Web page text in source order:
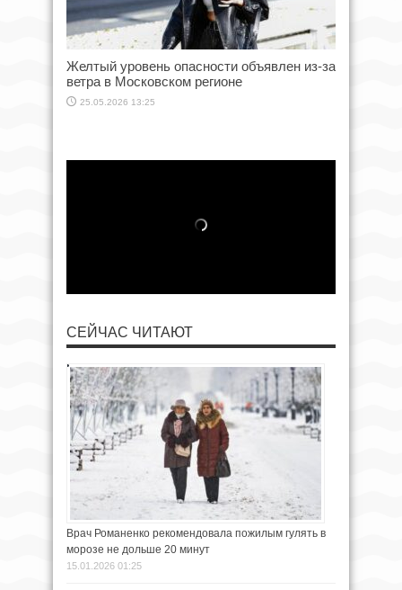
Желтый уровень опасности объявлен из-за
ветра в Московском регионе
25.05.2026 13:25
СЕЙЧАС ЧИТАЮТ
Врач Романенко рекомендовала пожилым гулять в
морозе не дольше 20 минут
15.01.2026 01:25